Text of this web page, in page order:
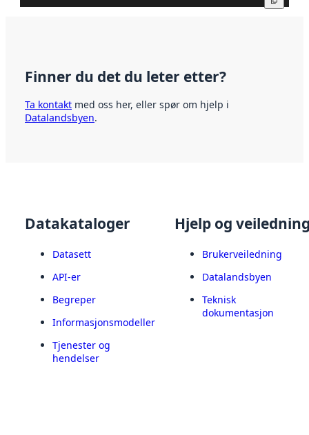
Finner du det du leter etter?
Ta kontakt med oss her, eller spør om hjelp i
Datalandsbyen.
Datakataloger
Datasett
API-er
Begreper
Informasjonsmodeller
Tjenester og
hendelser
Hjelp og
Brukerveiledning
Datalandsbyen
Teknisk
dokumentasjon